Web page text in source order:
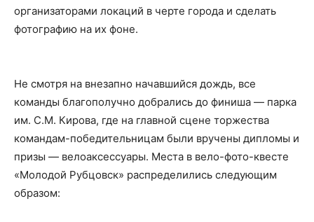
организаторами локаций в черте города и сделать
фотографию на их фоне.
Не смотря на внезапно начавшийся дождь, все
команды благополучно добрались до финиша — парка
им. С.М. Кирова, где на главной сцене торжества
командам-победительницам были вручены дипломы и
призы — велоаксессуары. Места в вело-фото-квесте
«Молодой Рубцовск» распределились следующим
образом: